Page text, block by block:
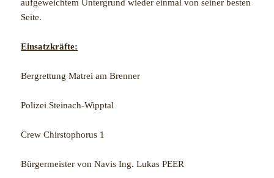
aufgeweichtem Untergrund wieder einmal von seiner besten
Seite.
Einsatzkräfte:
Bergrettung Matrei am Brenner
Polizei Steinach-Wipptal
Crew Chirstophorus 1
Bürgermeister von Navis Ing. Lukas PEER